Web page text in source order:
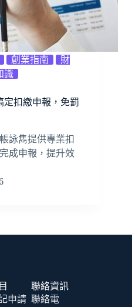
創業指南
財
識
定扣繳申報，免罰
詠雋提供專業扣
成申報，提升效
申請
聯絡資訊
聯絡電